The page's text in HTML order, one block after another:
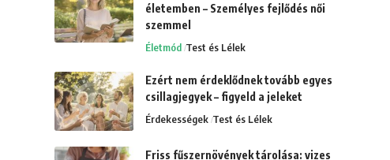
életemben – Személyes fejlődés női
szemmel
Életmód Test és Lélek
Ezért nem érdeklődnek tovább egyes
csillagjegyek – figyeld a jeleket
Érdekességek Test és Lélek
Friss fűszernövények tárolása: vizes